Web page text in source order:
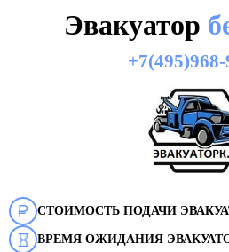
Эвакуатор
СТОИМОСТЬ ПОДАЧИ
ВРЕМЯ ОЖИДАНИЯ